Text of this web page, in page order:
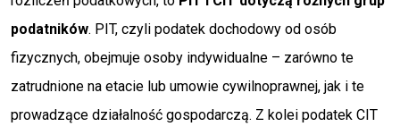
podatników. PIT, czyli podatek dochodowy od osób
fizycznych, obejmuje osoby indywidualne – zarówno te
zatrudnione na etacie lub umowie cywilnoprawnej, jak i te
prowadzące działalność gospodarczą. Z kolei podatek CIT